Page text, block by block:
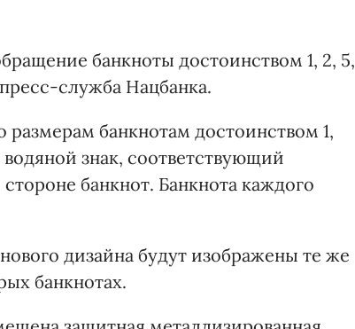
банкноты достоинством 1, 2, 5,
служба Нацбанка.
размерам банкнотам достоинством 1,
водяной знак, соответствующий
банкнот. Банкнота каждого
дизайна будут изображены те же
банкнотах.